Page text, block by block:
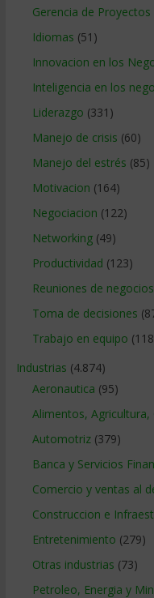
Gerencia de Proyectos
Idiomas (51)
Innovacion en los
Inteligencia en los
Liderazgo (331)
Manejo de crisis (60)
Manejo del estrés (85)
Motivacion (164)
Negociacion (122)
Networking(49)
Productividad (123)
Reuniones de negocios
Toma de decisiones
Trabajo en equipo
Industrias (4.874)
Aeronautica (95)
Alimentos, Agricultura,
Automotriz(379)
Banca y Servicios
Comercio y ventas al
Construccion e
Entretenimiento (279)
Otras industrias (73)
Petroleo, Energia y